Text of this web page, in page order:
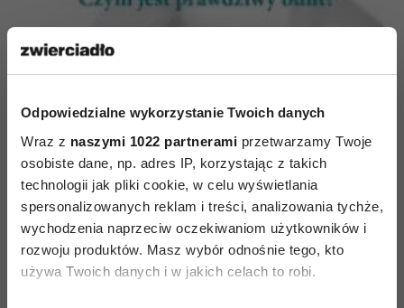
Odpowiedzialne wykorzystanie Twoich danych
Wraz z naszymi 1022 partnerami przetwarzamy Twoje
osobiste dane, np. adres IP, korzystając z takich
technologii jak pliki cookie, w celu wyświetlania
spersonalizowanych reklam i treści, analizowania tychże,
wychodzenia naprzeciw oczekiwaniom użytkowników i
rozwoju produktów. Masz wybór odnośnie tego, kto
używa Twoich danych i w jakich celach to robi.
Bóg nieustannie cię obdarowuje, a ty jesteś
w grobie. Stałeś się niewrażliwy. Przez swoje
tchórzostwo zatraciłeśwrażliwość. Bycie
wrażliwym oznacza to, że odczuwasz nowe, a
związany z nim dreszczyk, namiętność do tego,
co nieznane i do przygody pojawia się wtedy
samoistnie i zaczynasz się przesuwać w kierunku
nieznanego, nie wiedząc nawet dokąd idziesz.